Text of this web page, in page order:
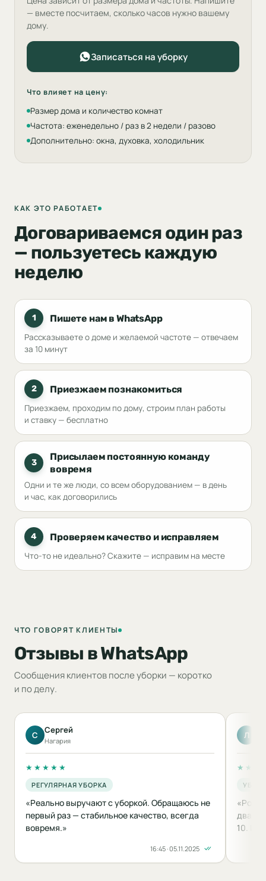
— вместе посчитаем, сколько часов нужно вашему
дому.
Записаться на уборку
Что влияет на цену:
Размер дома и количество комнат
Частота: еженедельно / раз в 2 недели / разово
Дополнительно: окна, духовка, холодильник
КАК ЭТО РАБОТАЕТ
Договариваемся один раз
— пользуетесь каждую
неделю
1 Пишете нам в WhatsApp
Рассказываете о доме и желаемой частоте — отвечаем
за 10 минут
2 Приезжаем познакомиться
Приезжаем, проходим по дому, строим план работы
и ставку — бесплатно
3
Присылаем постоянную команду
вовремя
Одни и те же люди, со всем оборудованием — в день
и час, как договорились
4 Проверяем качество и исправляем
Что-то не идеально? Скажите — исправим на месте
ЧТО ГОВОРЯТ КЛИЕНТЫ
Отзывы в WhatsApp
Сообщения клиентов после уборки — коротко
и по делу.
С Сергей
Нагария
★★★★★
РЕГУЛЯРНАЯ УБОРКА
«Реально выручают с уборкой. Обращаюсь не
первый раз — стабильное качество, всегда
вовремя.»
16:45 · 05.11.2025
Л
два
10.